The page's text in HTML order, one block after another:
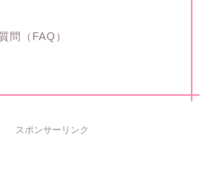
問（FAQ）
スポンサーリンク